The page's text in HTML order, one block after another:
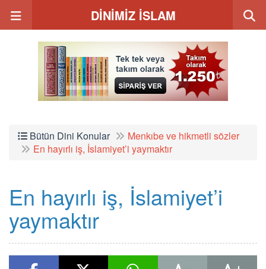
DİNİMİZ İSLAM
Bütün Dini Konular
Menkıbe ve hikmetli sözler
En hayırlı iş, İslamiyet’i yaymaktır
En hayırlı iş, İslamiyet’i
yaymaktır